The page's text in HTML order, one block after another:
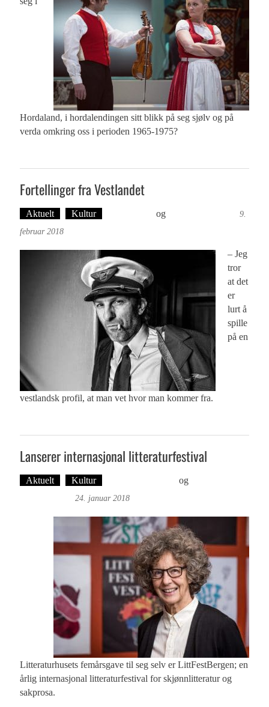
Hordaland, i hordalendingen sitt blikk på seg sjølv og på
verda omkring oss i perioden 1965-1975?
Fortellinger fra Vestlandet
Aktuelt Kultur og
9.
februar 2018
– Jeg
tror
at det
er
lurt å
spille
på en
vestlandsk profil, at man vet hvor man kommer fra.
Lanserer internasjonal litteraturfestival
Aktuelt Kultur og
24. januar 2018
Litteraturhusets femårsgave til seg selv er LittFestBergen; en
årlig internasjonal litteraturfestival for skjønnlitteratur og
sakprosa.